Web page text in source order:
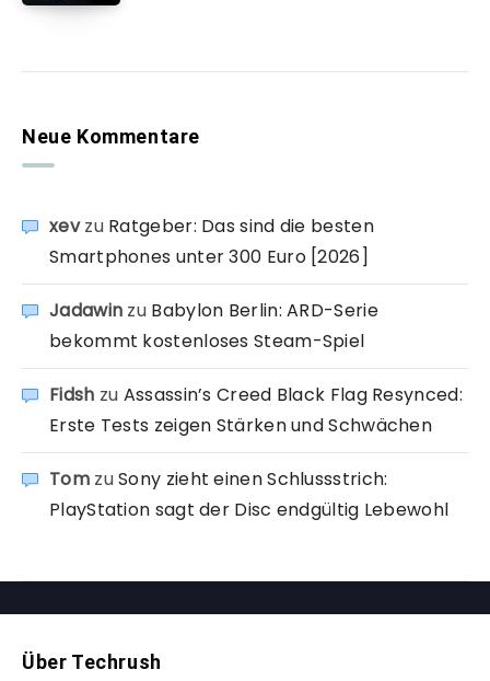
Neue Kommentare
xevzu Ratgeber: Das sind die besten
Smartphones unter 300 Euro [2026]
Jadawin zu Babylon Berlin: ARD-Serie
bekommt kostenloses Steam-Spiel
Fidsh zu Assassin’s Creed Black Flag Resynced:
Erste Tests zeigen Stärken und Schwächen
TomzuSony zieht einen Schlussstrich:
PlayStation sagt der Disc endgültig Lebewohl
Über Techrush